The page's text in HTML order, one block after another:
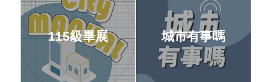
115級畢展 城市有事嗎